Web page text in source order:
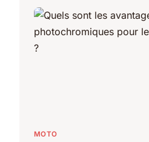
MOTO